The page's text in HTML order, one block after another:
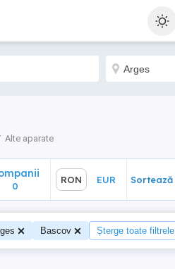
Alte aparate
Sortează
0
RON EUR Sortează
Bascov Șterge toate filtrele